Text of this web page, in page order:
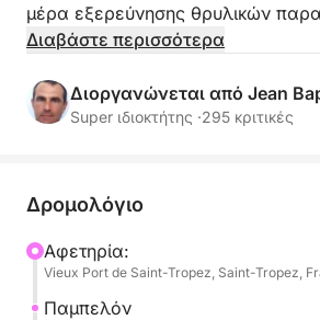
μέρα εξερεύνησης θρυλικών
τιρκουάζ κολπίσκων.
Αυτή η εμπειρία στη Μεσόγειο
και άνετη ιστιοπλοΐα, θαλάσσια
Τροπέ, έναν εορτασμό γενεθλίων,
εκδρομή με φίλους ή μια VIP
Ριβιέρα.
Διαβάστε περισσότερα
Διοργανώνεται από Jean
Super ιδιοκτήτης ·295 κριτικές
Δρομολόγιο
Αφετηρία:
Vieux Port de Saint-Tropez, Saint-Tropez,
Παμπελόν